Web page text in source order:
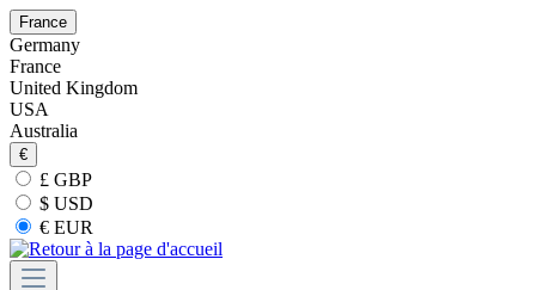
France
Germany
France
United Kingdom
USA
Australia
€
£ GBP
$ USD
€ EUR